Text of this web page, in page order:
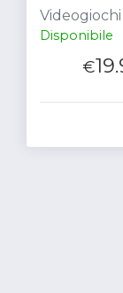
Disponibile
€